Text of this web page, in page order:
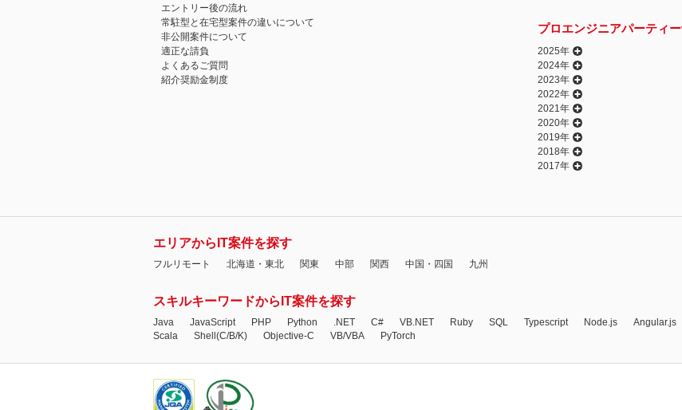
エントリー後の流れ
常駐型と在宅型案件の違いについて
非公開案件について
適正な請負
よくあるご質問
紹介奨励金制度
プロエンジニアパーティー
2025年
2024年
2023年
2022年
2021年
2020年
2019年
2018年
2017年
エリアからIT案件を探す
フルリモート 北海道・東北 関東 中部 関西 中国・四国 九州
スキルキーワードからIT案件を探す
Java JavaScript PHP Python .NET C# VB.NET Ruby SQL Typescript Node.js Angular.js
Scala
Shell(C/B/K) Objective-C VB/VBA PyTorch